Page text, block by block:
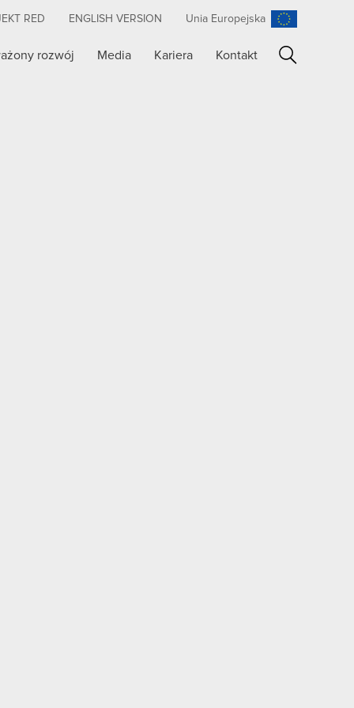
RED ENGLISH VERSION Unia Europejska
rozwój Media Kariera Kontakt